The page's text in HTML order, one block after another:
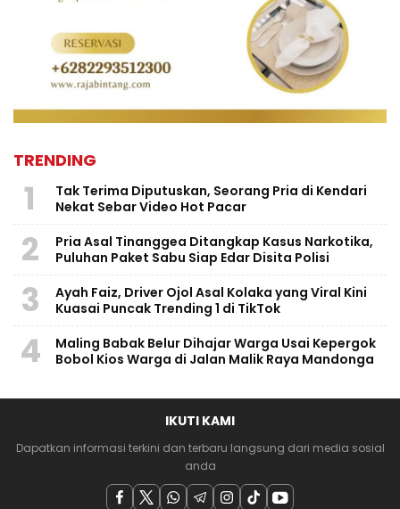
TRENDING
1
Tak Terima Diputuskan, Seorang Pria di Kendari
Nekat Sebar Video Hot Pacar
2
Pria Asal Tinanggea Ditangkap Kasus Narkotika,
Puluhan Paket Sabu Siap Edar Disita Polisi
3
Ayah Faiz, Driver Ojol Asal Kolaka yang Viral Kini
Kuasai Puncak Trending 1 di TikTok
4
Maling Babak Belur Dihajar Warga Usai Kepergok
Bobol Kios Warga di Jalan Malik Raya Mandonga
IKUTI KAMI
Dapatkan informasi terkini dan terbaru langsung dari media sosial
anda